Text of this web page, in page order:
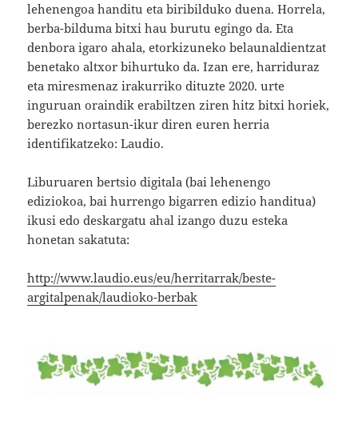
lehenengoa handitu eta biribilduko duena. Horrela,
berba-bilduma bitxi hau burutu egingo da. Eta
denbora igaro ahala, etorkizuneko belaunaldientzat
benetako altxor bihurtuko da. Izan ere, harriduraz
eta miresmenaz irakurriko dituzte 2020. urte
inguruan oraindik erabiltzen ziren hitz bitxi horiek,
berezko nortasun-ikur diren euren herria
identifikatzeko: Laudio.
Liburuaren bertsio digitala (bai lehenengo
ediziokoa, bai hurrengo bigarren edizio handitua)
ikusi edo deskargatu ahal izango duzu esteka
honetan sakatuta:
http://www.laudio.eus/eu/herritarrak/beste-
argitalpenak/laudioko-berbak